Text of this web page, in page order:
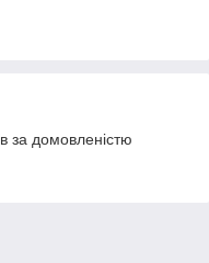
за домовленістю